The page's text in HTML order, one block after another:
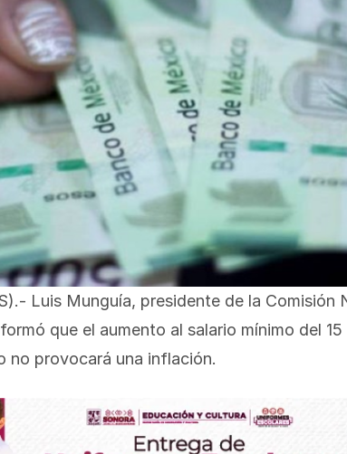
Luis Munguía, presidente de la Comisión
que el aumento al salario mínimo del
no provocará una inflación.